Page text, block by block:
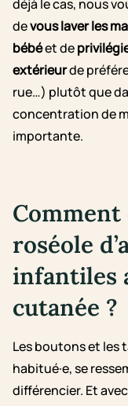
déjà le cas, nous
devous laver les
bébéet de
extérieurde
rue…) plutôt que
concentration de
importante.
roséole
infantiles
cutanée ?
Les boutons et les
habitué·e, se
différencier. Et